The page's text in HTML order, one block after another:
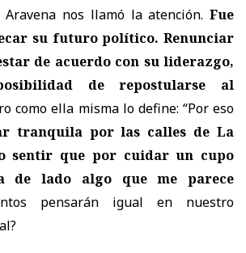
Aravena nos llamó la atención. Fue
su futuro político. Renunciar
de acuerdo con su liderazgo,
de repostularse al
como ella misma lo define: “Por eso
tranquila por las calles de La
sentir que por cuidar un cupo
de lado algo que me parece
pensarán igual en nuestro